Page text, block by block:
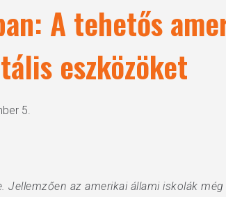
A tehetős
eszközöket
5.
Jellemzően az amerikai állami iskolák még